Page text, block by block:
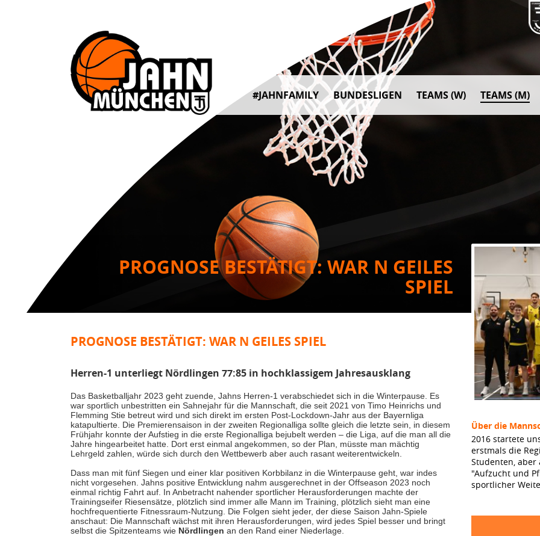
#JAHNFAMILY BUNDESLIGEN TEAMS (W) TEAMS (M)
PROGNOSE BESTÄTIGT: WAR N GEILES
SPIEL
PROGNOSE BESTÄTIGT: WAR N GEILES SPIEL
Herren-1 unterliegt Nördlingen 77:85 in hochklassigem Jahresausklang
Das Basketballjahr 2023 geht zuende, Jahns Herren-1 verabschiedet sich in die Winterpause. Es
war sportlich unbestritten ein Sahnejahr für die Mannschaft, die seit 2021 von Timo Heinrichs und
Flemming Stie betreut wird und sich direkt im ersten Post-Lockdown-Jahr aus der Bayernliga
katapultierte. Die Premierensaison in der zweiten Regionalliga sollte gleich die letzte sein, in diesem
Frühjahr konnte der Aufstieg in die erste Regionalliga bejubelt werden – die Liga, auf die man all die
Jahre hingearbeitet hatte. Dort erst einmal angekommen, so der Plan, müsste man mächtig
Lehrgeld zahlen, würde sich durch den Wettbewerb aber auch rasant weiterentwickeln.
Dass man mit fünf Siegen und einer klar positiven Korbbilanz in die Winterpause geht, war indes
nicht vorgesehen. Jahns positive Entwicklung nahm ausgerechnet in der Offseason 2023 noch
einmal richtig Fahrt auf. In Anbetracht nahender sportlicher Herausforderungen machte der
Trainingseifer Riesensätze, plötzlich sind immer alle Mann im Training, plötzlich sieht man eine
hochfrequentierte Fitnessraum-Nutzung. Die Folgen sieht jeder, der diese Saison Jahn-Spiele
anschaut: Die Mannschaft wächst mit ihren Herausforderungen, wird jedes Spiel besser und bringt
selbst die Spitzenteams wie Nördlingen an den Rand einer Niederlage.
Über die
2016 startete
erstmals die
Studenten, aber
"Aufzucht und
sportlicher